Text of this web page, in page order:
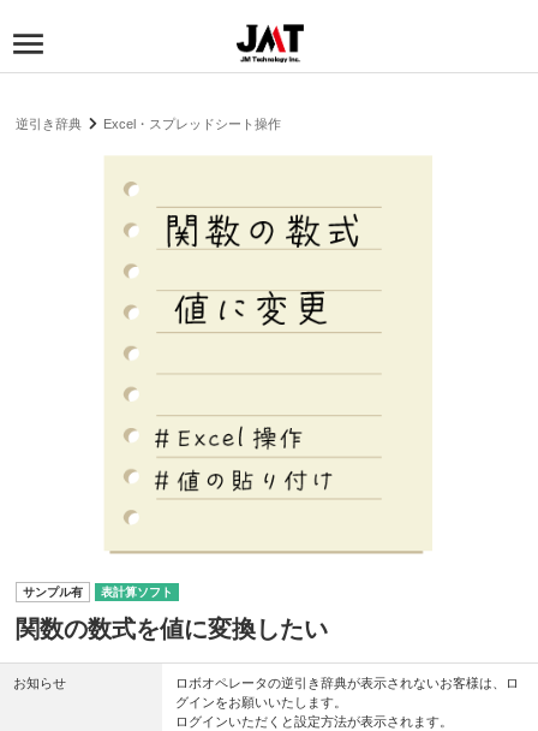
逆引き辞典 Excel・スプレッドシート操作
表計算ソフト
関数の数式を値に変換したい
お知らせ
ロボオペレータの逆引き辞典が表示されないお客様は、ロ
グインをお願いいたします。
ログインいただくと設定方法が表示されます。